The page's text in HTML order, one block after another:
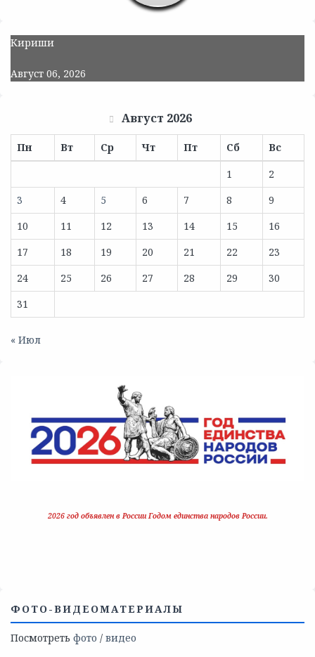
Кириши
Август 06, 2026
Август 2026
Пн Вт Ср Чт Пт Сб
Вс
1
2
3
4 5 6 7 8
9
10
11 12 13 14 15
16
17
18 19 20 21 22
23
24
25 26 27 28 29
30
31
« Июл
2026 год объявлен в России Годом единства народов России.
ФОТО-ВИДЕОМАТЕРИАЛЫ
Посмотреть фото / видео